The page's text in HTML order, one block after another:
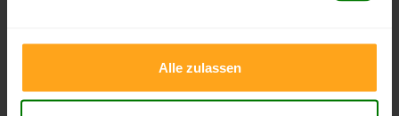
Alle zulassen
Datum zeigt, wann der Höchst- oder Tiefststand im